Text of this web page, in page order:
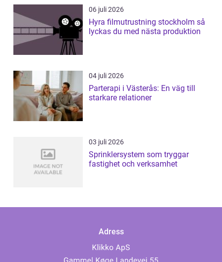
06 juli 2026
Hyra filmutrustning stockholm så
lyckas du med nästa produktion
04 juli 2026
Parterapi i Västerås: En väg till
starkare relationer
03 juli 2026
Sprinklersystem som tryggar
fastighet och verksamhet
Adress